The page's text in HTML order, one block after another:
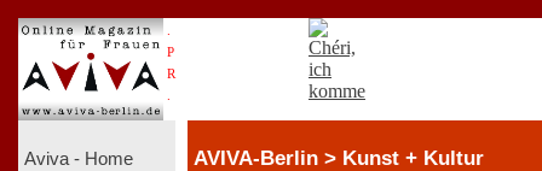
P
R
Aviva - Home AVIVA-Berlin > Kunst + Kultur